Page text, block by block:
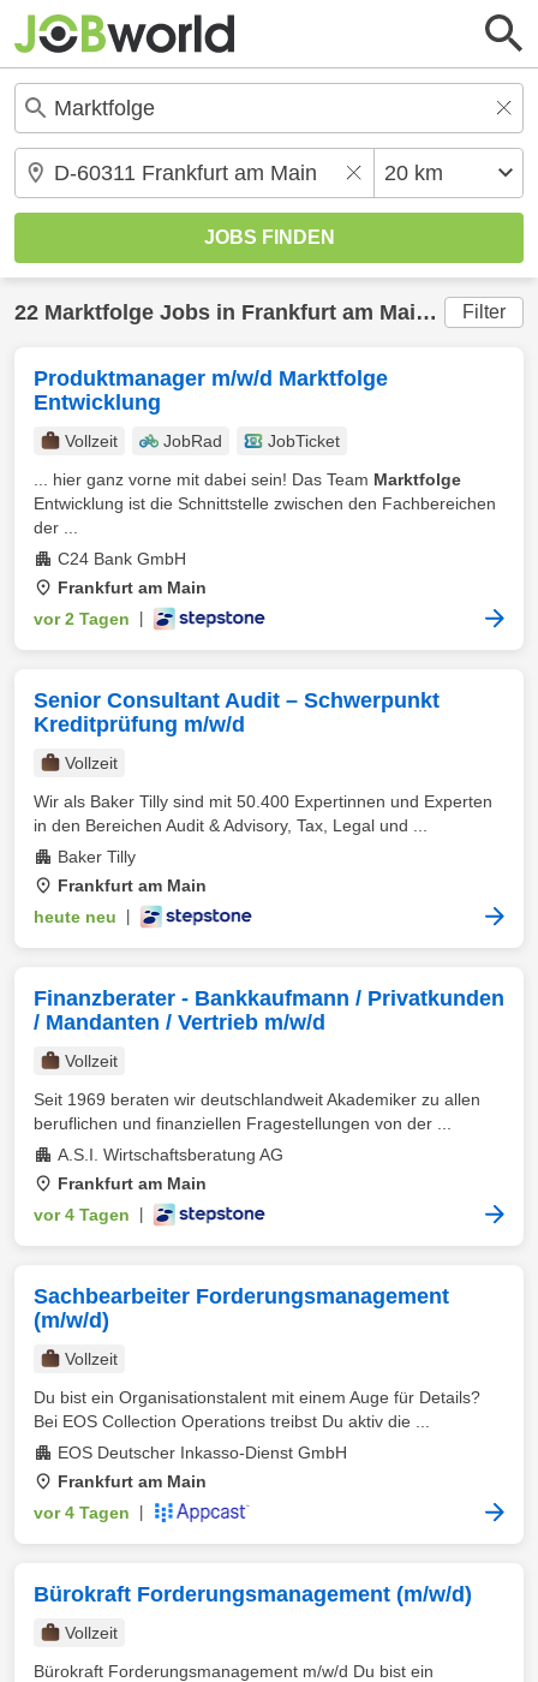
22 Marktfolge Jobs in Frankfurt am Main (20 km)
Filter
Produktmanager m/w/d Marktfolge
Entwicklung
Vollzeit JobRad
JobTicket
... hier ganz vorne mit dabei sein! Das Team Marktfolge
Entwicklung ist die Schnittstelle zwischen den Fachbereichen
der ...
C24 Bank GmbH
Frankfurt am Main
vor 2 Tagen
Senior Consultant Audit – Schwerpunkt
Kreditprüfung m/w/d
Vollzeit
Wir als Baker Tilly sind mit 50.400 Expertinnen und Experten
in den Bereichen Audit & Advisory, Tax, Legal und ...
Baker Tilly
Frankfurt am Main
heute neu
Finanzberater - Bankkaufmann / Privatkunden
/ Mandanten / Vertrieb m/w/d
Vollzeit
Seit 1969 beraten wir deutschlandweit Akademiker zu allen
beruflichen und finanziellen Fragestellungen von der ...
A.S.I. Wirtschaftsberatung AG
Frankfurt am Main
vor 4 Tagen
Sachbearbeiter Forderungsmanagement
(m/w/d)
Vollzeit
Du bist ein Organisationstalent mit einem Auge für Details?
Bei EOS Collection Operations treibst Du aktiv die ...
EOS Deutscher Inkasso-Dienst GmbH
Frankfurt am Main
vor 4 Tagen
Bürokraft Forderungsmanagement (m/w/d)
Vollzeit
Bürokraft Forderungsmanagement m/w/d Du bist ein